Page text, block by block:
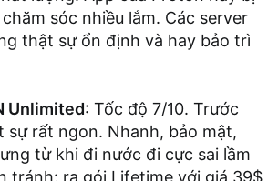
sóc nhiều lắm. Các server
thật sự ổn định và hay bảo trì
Unlimited: Tốc độ 7/10. Trước
sự rất ngon. Nhanh, bảo mật,
từ khi đi nước đi cực sai lầm
tránh: ra gói Lifetime với giá 39$